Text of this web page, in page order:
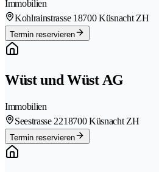
Immobilien
Kohlrainstrasse 18700 Küsnacht ZH
Termin reservieren
Wüst und Wüst AG
Immobilien
Seestrasse 2218700 Küsnacht ZH
Termin reservieren